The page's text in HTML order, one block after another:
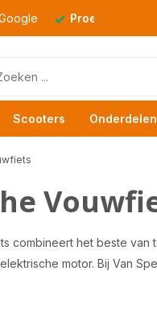
Proefrit
Scooters Onderdelen
combineert het beste
motor. Bij Van